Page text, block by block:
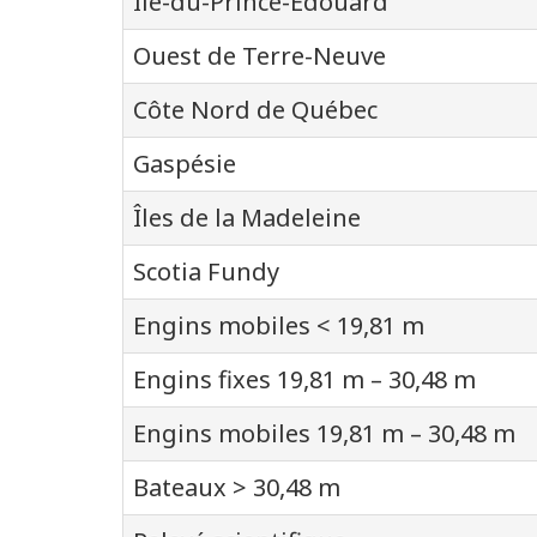
Ouest de Terre-Neuve
Côte Nord de Québec
Gaspésie
Îles de la Madeleine
Scotia Fundy
Engins mobiles < 19,81 m
Engins fixes 19,81 m – 30,48 m
Engins mobiles 19,81 m – 30,48 m
Bateaux > 30,48 m